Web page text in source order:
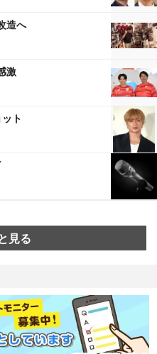
造へ
激
ト
見る